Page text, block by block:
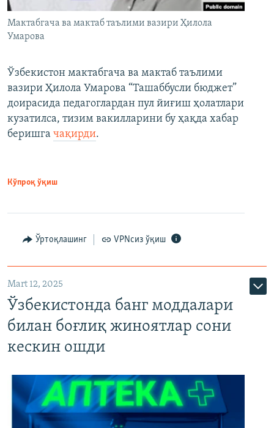
Мактабгача ва мактаб таълими вазири Ҳилола
Умарова
Ўзбекистон мактабгача ва мактаб таълими
вазири Ҳилола Умарова “Ташаббусли бюджет”
доирасида педагоглардан пул йиғиш ҳолатлари
кузатилса, тизим вакилларини бу ҳақда хабар
беришга чақирди.
Кўпроқ ўқиш
Ўртоқлашинг VPNсиз ўқиш
Mart 12, 2025
Ўзбекистонда банг моддалари
билан боғлиқ жиноятлар сони
кескин ошди